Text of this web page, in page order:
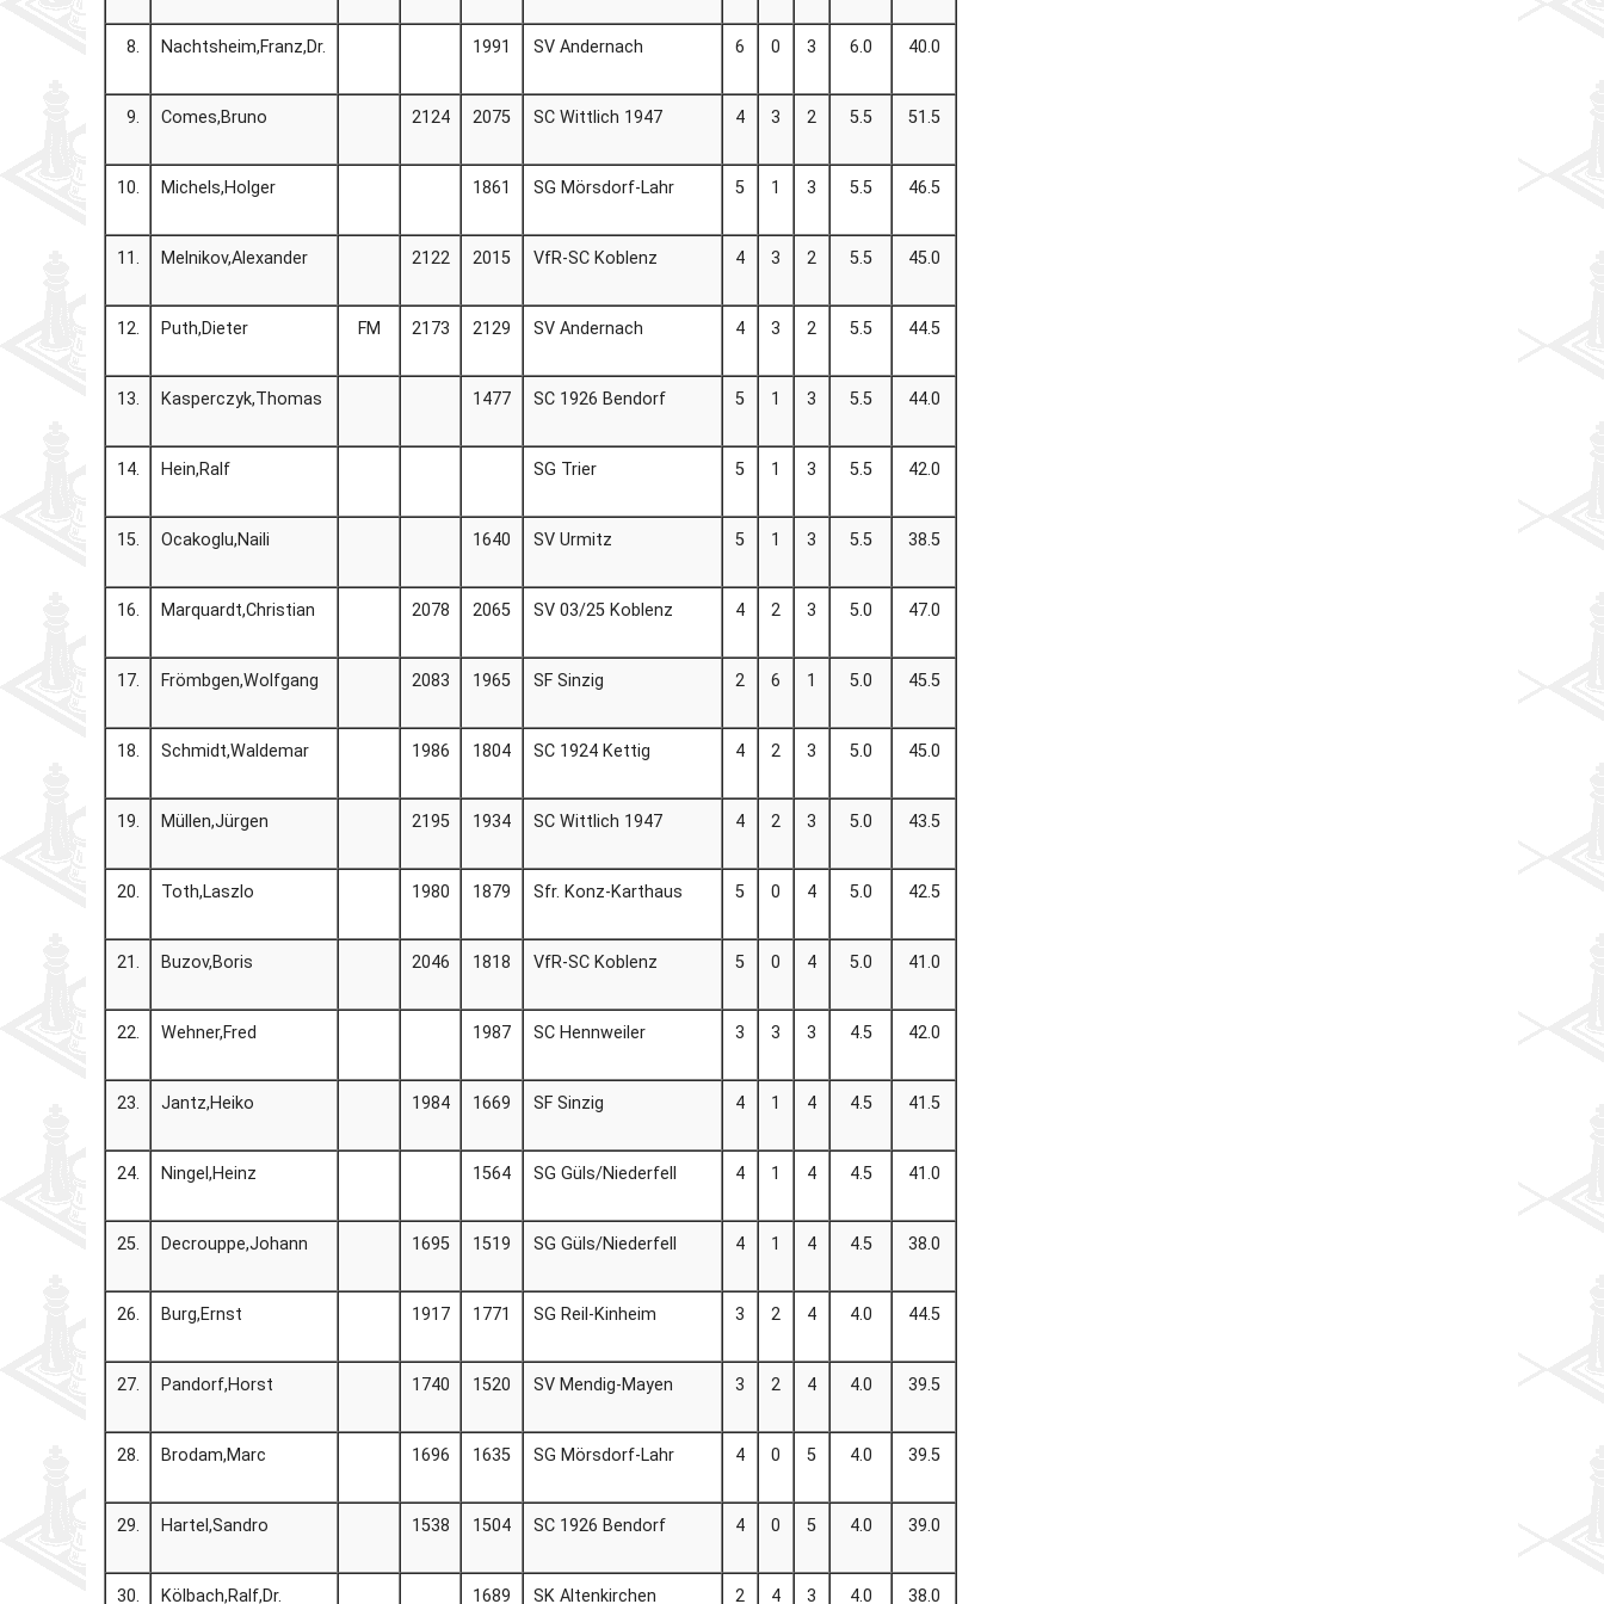
8. Nachtsheim,Franz,Dr. 1991 SV Andernach 6 0 3 6.0 40.0
9. Comes,Bruno 2124 2075 SC Wittlich 1947 4 3 2 5.5 51.5
10. Michels,Holger 1861 SG Mörsdorf-Lahr 5 1 3 5.5 46.5
11. Melnikov,Alexander 2122 2015 VfR-SC Koblenz 4 3 2 5.5 45.0
12. Puth,Dieter FM 2173 2129 SV Andernach 4 3 2 5.5 44.5
13. Kasperczyk,Thomas 1477 SC 1926 Bendorf 5 1 3 5.5 44.0
14. Hein,Ralf SG Trier 5 1 3 5.5 42.0
15. Ocakoglu,Naili 1640 SV Urmitz 5 1 3 5.5 38.5
16. Marquardt,Christian 2078 2065 SV 03/25 Koblenz 4 2 3 5.0 47.0
17. Frömbgen,Wolfgang 2083 1965 SF Sinzig 2 6 1 5.0 45.5
18. Schmidt,Waldemar 1986 1804 SC 1924 Kettig 4 2 3 5.0 45.0
19. Müllen,Jürgen 2195 1934 SC Wittlich 1947 4 2 3 5.0 43.5
20. Toth,Laszlo 1980 1879 Sfr. Konz-Karthaus 5 0 4 5.0 42.5
21. Buzov,Boris 2046 1818 VfR-SC Koblenz 5 0 4 5.0 41.0
22. Wehner,Fred 1987 SC Hennweiler 3 3 3 4.5 42.0
23. Jantz,Heiko 1984 1669 SF Sinzig 4 1 4 4.5 41.5
24. Ningel,Heinz 1564 SG Güls/Niederfell 4 1 4 4.5 41.0
25. Decrouppe,Johann 1695 1519 SG Güls/Niederfell 4 1 4 4.5 38.0
26. Burg,Ernst 1917 1771 SG Reil-Kinheim 3 2 4 4.0 44.5
27. Pandorf,Horst 1740 1520 SV Mendig-Mayen 3 2 4 4.0 39.5
28. Brodam,Marc 1696 1635 SG Mörsdorf-Lahr 4 0 5 4.0 39.5
29. Hartel,Sandro 1538 1504 SC 1926 Bendorf 4 0 5 4.0 39.0
30. Kölbach,Ralf,Dr. 1689 SK Altenkirchen 2 4 3 4.0 38.0